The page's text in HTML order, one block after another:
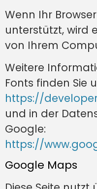
Wenn Ihr
unterstützt, wird
von Ihrem
Weitere
Fonts finden Sie
https://
und in der
Google:
https://
Google Maps